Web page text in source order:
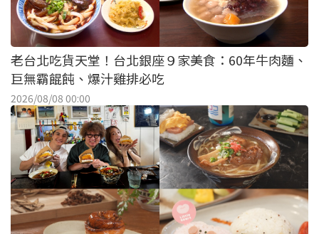
老台北吃貨天堂！台北銀座９家美食：60年牛肉麵、
巨無霸餛飩、爆汁雞排必吃
2026/08/08 00:00